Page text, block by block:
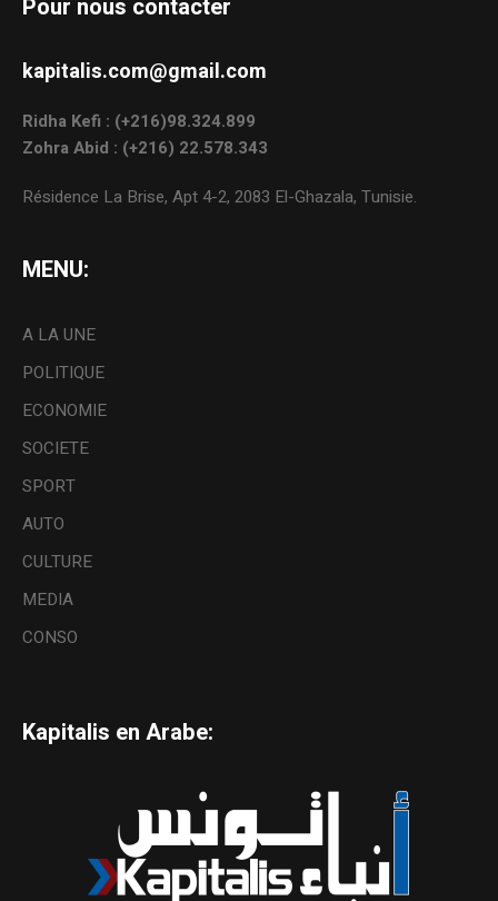
Pour nous contacter
kapitalis.com@gmail.com
Ridha Kefi : (+216)98.324.899
Zohra Abid : (+216) 22.578.343
Résidence La Brise, Apt 4-2, 2083 El-Ghazala, Tunisie.
MENU:
A LA UNE
POLITIQUE
ECONOMIE
SOCIETE
SPORT
AUTO
CULTURE
MEDIA
CONSO
Kapitalis en Arabe: